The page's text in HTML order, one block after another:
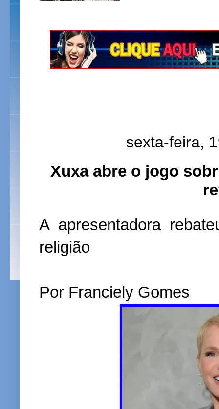
sexta-feira,
Xuxa abre o jogo
A apresentadora
religião
Por Franciely Gomes